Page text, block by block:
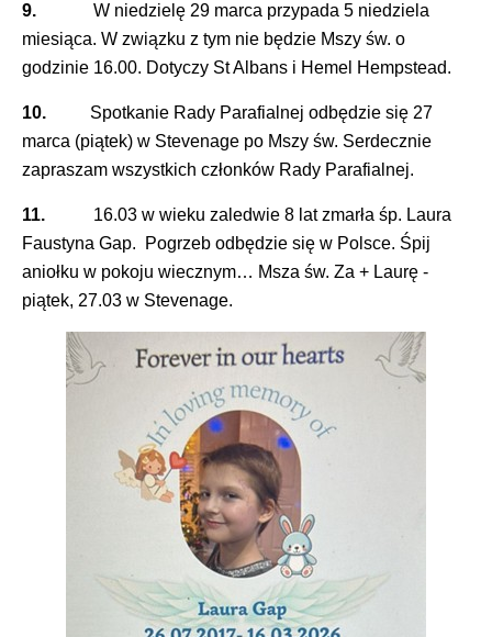
9. W niedzielę 29 marca przypada 5 niedziela
miesiąca. W związku z tym nie będzie Mszy św. o
godzinie 16.00. Dotyczy St Albans i Hemel Hempstead.
10. Spotkanie Rady Parafialnej odbędzie się 27
marca (piątek) w Stevenage po Mszy św. Serdecznie
zapraszam wszystkich członków Rady Parafialnej.
11. 16.03 w wieku zaledwie 8 lat zmarła śp. Laura
Faustyna Gap. Pogrzeb odbędzie się w Polsce. Śpij
aniołku w pokoju wiecznym… Msza św. Za + Laurę -
piątek, 27.03 w Stevenage.